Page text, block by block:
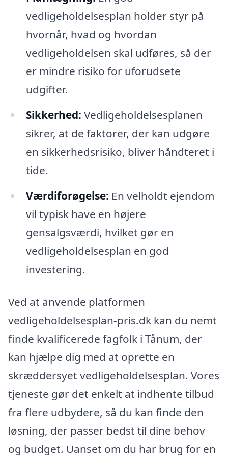
vedligeholdelsesplan holder styr på
hvornår, hvad og hvordan
vedligeholdelsen skal udføres, så der
er mindre risiko for uforudsete
udgifter.
Sikkerhed: Vedligeholdelsesplanen
sikrer, at de faktorer, der kan udgøre
en sikkerhedsrisiko, bliver håndteret i
tide.
Værdiforøgelse: En velholdt ejendom
vil typisk have en højere
gensalgsværdi, hvilket gør en
vedligeholdelsesplan en god
investering.
Ved at anvende platformen
vedligeholdelsesplan-pris.dk kan du nemt
finde kvalificerede fagfolk i Tånum, der
kan hjælpe dig med at oprette en
skræddersyet vedligeholdelsesplan. Vores
tjeneste gør det enkelt at indhente tilbud
fra flere udbydere, så du kan finde den
løsning, der passer bedst til dine behov
og budget. Uanset om du har brug for en